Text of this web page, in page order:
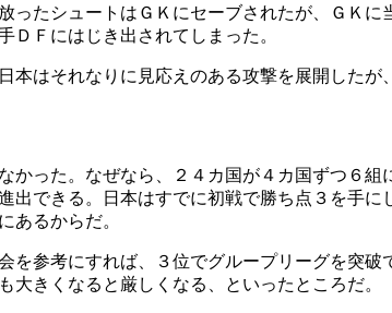
たシュートはＧＫにセーブされたが、ＧＫ
ＤＦにはじき出されてしまった。
はそれなりに見応えのある攻撃を展開したが
った。なぜなら、２４カ国が４カ国ずつ６
できる。日本はすでに初戦で勝ち点３を手
あるからだ。
参考にすれば、３位でグループリーグを突
きくなると厳しくなる、といったところだ。